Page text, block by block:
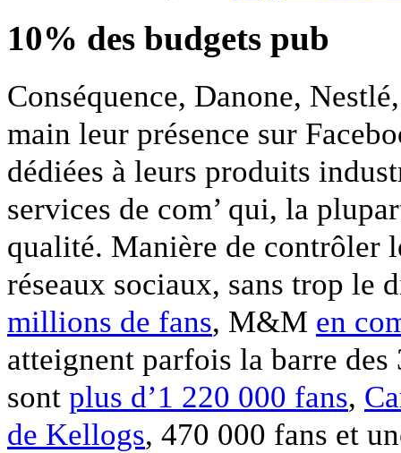
10% des budgets pub
Conséquence, Danone,
main leur présence sur
dédiées à leurs produits
services de com’ qui, la
qualité. Manière de contrôler
réseaux sociaux, sans trop le
millions de fans, M&M en
atteignent parfois la barre
sont plus d’1 220 000 fans,
de Kellogs, 470 000 fans et